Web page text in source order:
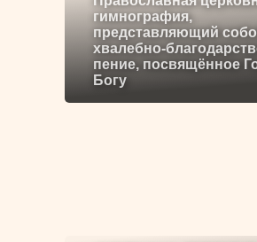
гимнография,
представляющий
хвалебно-
пение, посвящённое
Богу